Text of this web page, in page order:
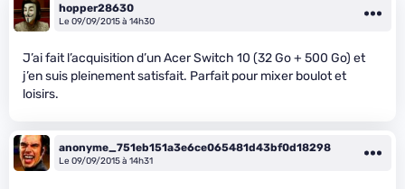
hopper28630
Le 09/09/2015 à 14h30
J’ai fait l’acquisition d’un Acer Switch 10 (32 Go + 500 Go) et
j’en suis pleinement satisfait. Parfait pour mixer boulot et
loisirs.
anonyme_751eb151a3e6ce065481d43bf0d18298
Le 09/09/2015 à 14h31